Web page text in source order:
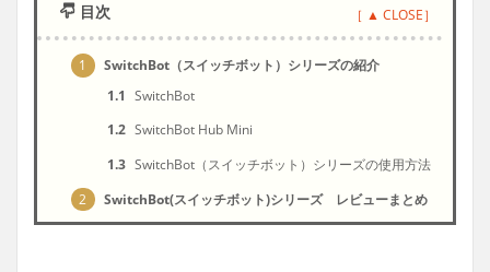
目次
1
SwitchBot（スイッチボット）シリーズの紹介
1.1 SwitchBot
1.2 SwitchBot Hub Mini
1.3 SwitchBot（スイッチボット）シリーズの使用方法
2
SwitchBot(スイッチボット)シリーズ レビューまとめ